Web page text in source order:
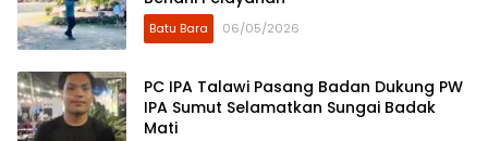
Batu Bara 06/05/2026
PC IPA Talawi Pasang Badan Dukung PW
IPA Sumut Selamatkan Sungai Badak
Mati